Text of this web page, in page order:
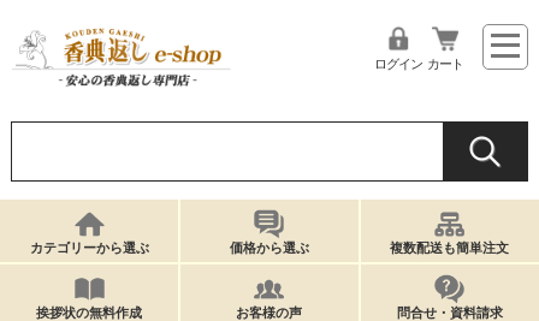
ログイン カート
カテゴリーから選ぶ 価格から選ぶ 複数配送も簡単注文
挨拶状の無料作成 お客様の声 問合せ・資料請求